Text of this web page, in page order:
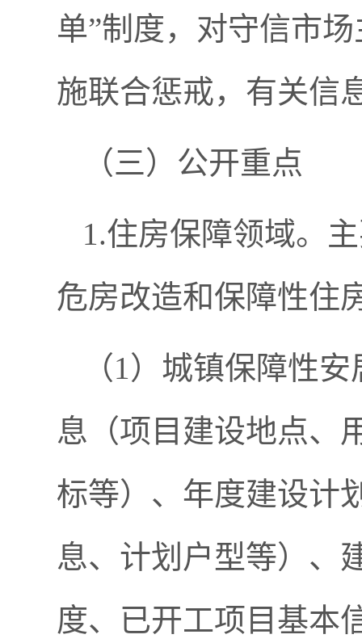
单”制度，对守信市
施联合惩戒，有关信
（三）公开重点
1.住房保障领域。
危房改造和保障性住
（1）城镇保障性
息（项目建设地点、
标等）、年度建设计
息、计划户型等）、
度、已开工项目基本